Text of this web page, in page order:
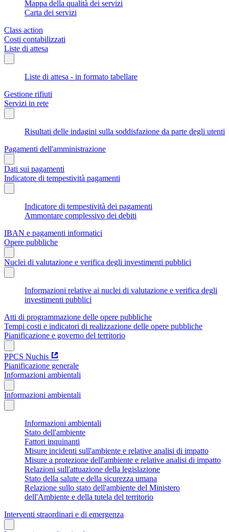
Mappa della qualità dei servizi
Carta dei servizi
Class action
Costi contabilizzati
Liste di attesa
Liste di attesa - in formato tabellare
Gestione rifiuti
Servizi in rete
Risultati delle indagini sulla soddisfazione da parte degli utenti
Pagamenti dell'amministrazione
Dati sui pagamenti
Indicatore di tempestività pagamenti
Indicatore di tempestività dei pagamenti
Ammontare complessivo dei debiti
IBAN e pagamenti informatici
Opere pubbliche
Nuclei di valutazione e verifica degli investimenti pubblici
Informazioni relative ai nuclei di valutazione e verifica degli
investimenti pubblici
Atti di programmazione delle opere pubbliche
Tempi costi e indicatori di realizzazione delle opere pubbliche
Pianificazione e governo del territorio
PPCS Nuchis
Pianificazione generale
Informazioni ambientali
Informazioni ambientali
Informazioni ambientali
Stato dell'ambiente
Fattori inquinanti
Misure incidenti sull'ambiente e relative analisi di impatto
Misure a protezione dell'ambiente e relative analisi di impatto
Relazioni sull'attuazione della legislazione
Stato della salute e della sicurezza umana
Relazione sullo stato dell'ambiente del Ministero
dell'Ambiente e della tutela del territorio
Interventi straordinari e di emergenza